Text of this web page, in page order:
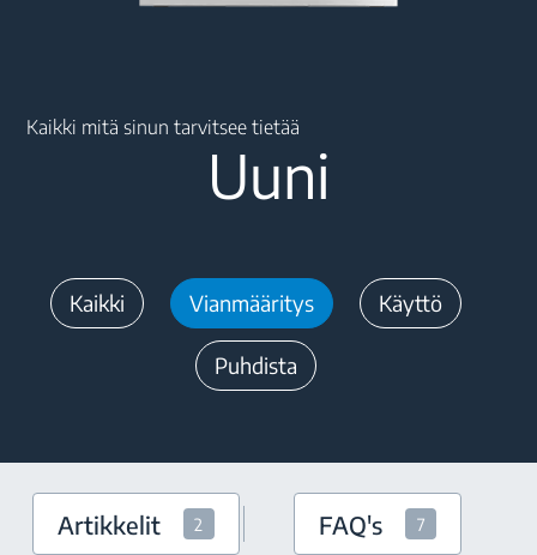
Kaikki mitä sinun tarvitsee tietää
Uuni
Kaikki Vianmääritys Käyttö
Puhdista
Artikkelit 2 FAQ's 7